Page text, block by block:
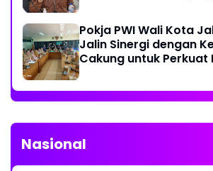
Pokja PWI Wali Kota
Jalin Sinergi dengan
Cakung untuk Perkuat
Nasional